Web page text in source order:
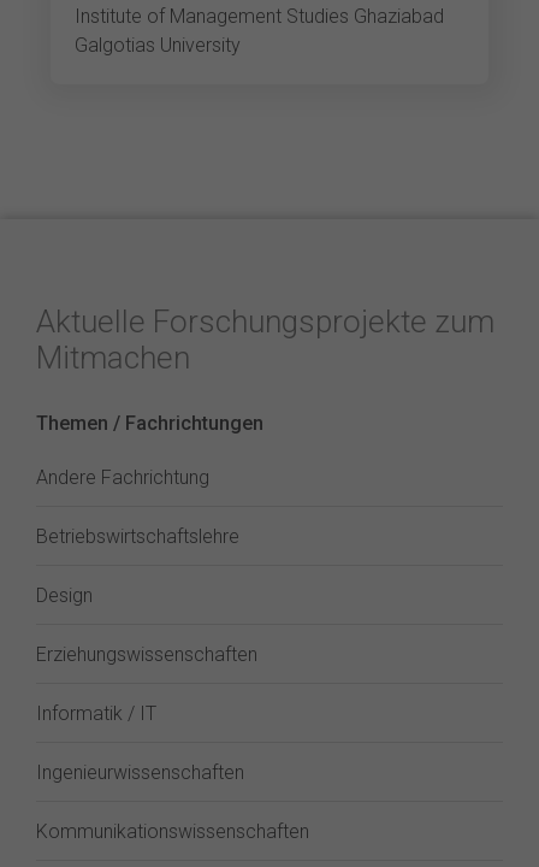
Institute of Management Studies Ghaziabad
Galgotias University
Aktuelle Forschungsprojekte zum
Mitmachen
Themen / Fachrichtungen
Andere Fachrichtung
Betriebswirtschaftslehre
Design
Erziehungswissenschaften
Informatik / IT
Ingenieurwissenschaften
Kommunikationswissenschaften